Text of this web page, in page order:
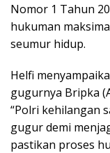
Nomor 1 Tahun
hukuman
seumur hidup.
Helfi
gugurnya Bripka
“Polri kehilangan
gugur demi
pastikan proses